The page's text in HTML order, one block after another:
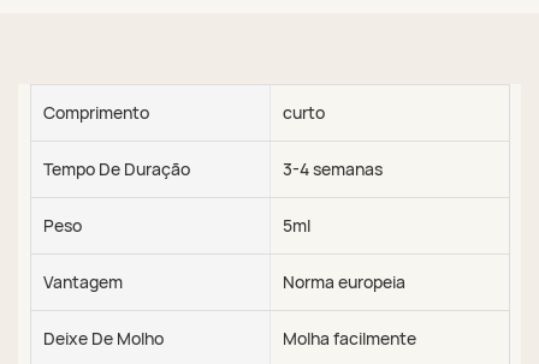
Comprimento curto
Tempo De Duração 3-4 semanas
Peso 5ml
Vantagem Norma europeia
Deixe De Molho Molha facilmente